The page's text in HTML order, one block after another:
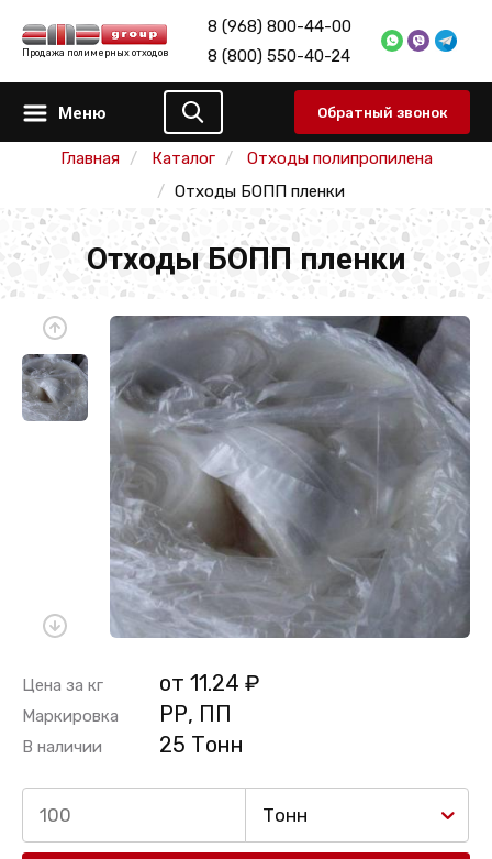
Продажа полимерных отходов
8 (968) 800-44-00
8 (800) 550-40-24
Меню Обратный звонок
Главная Каталог
Отходы полипропилена
Отходы БОПП пленки
Отходы БОПП пленки
Цена за кг от 11.24 ₽
Маркировка РР, ПП
В наличии 25 Тонн
Тонн